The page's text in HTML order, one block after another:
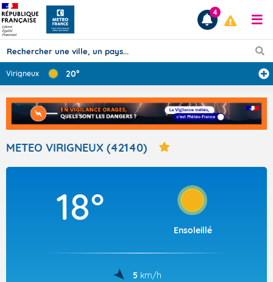
Prévisions
TOUS LES RÉSULTATS
Articles
4
Virigneux 20°
METEO VIRIGNEUX (42140)
18°
Ensoleillé
5 km/h